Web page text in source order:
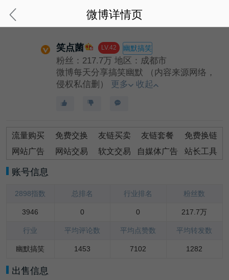
微博详情页
笑点菌 LV.42 幽默搞笑
粉丝：217.7万 地区：成都市
微博每天分享搞笑幽默 （内容来源网络，
侵权私信删）
更多 收起
流量购买 免费交换 友链买卖 友链套餐
免费换链
网站广告
网站交易 软文交易 自媒体广告 站长工具
账号信息
2898指数 总排名 行业排名 粉丝数
3946 0 0 217.7万
行业 平均评论数 平均点赞数 平均转发数
幽默搞笑 1453 7102 1282
出售信息